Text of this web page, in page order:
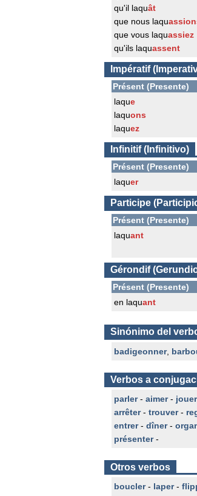
qu'il laquât
que nous laqu
que vous laquassiez
qu'ils laquassent
Impératif
Présent (Presente)
laque
laquons
laquez
Infinitif (Infinitivo)
Présent (Presente)
laquer
Participe
Présent (Presente)
laquant
Gérondif
Présent (Presente)
en laquant
Sinónimo del
badigeonner,
Verbos a
parler- aimer- jouer
arrêter- trouver-
entrer- dîner-
présenter-
Otros verbos
boucler- laper-